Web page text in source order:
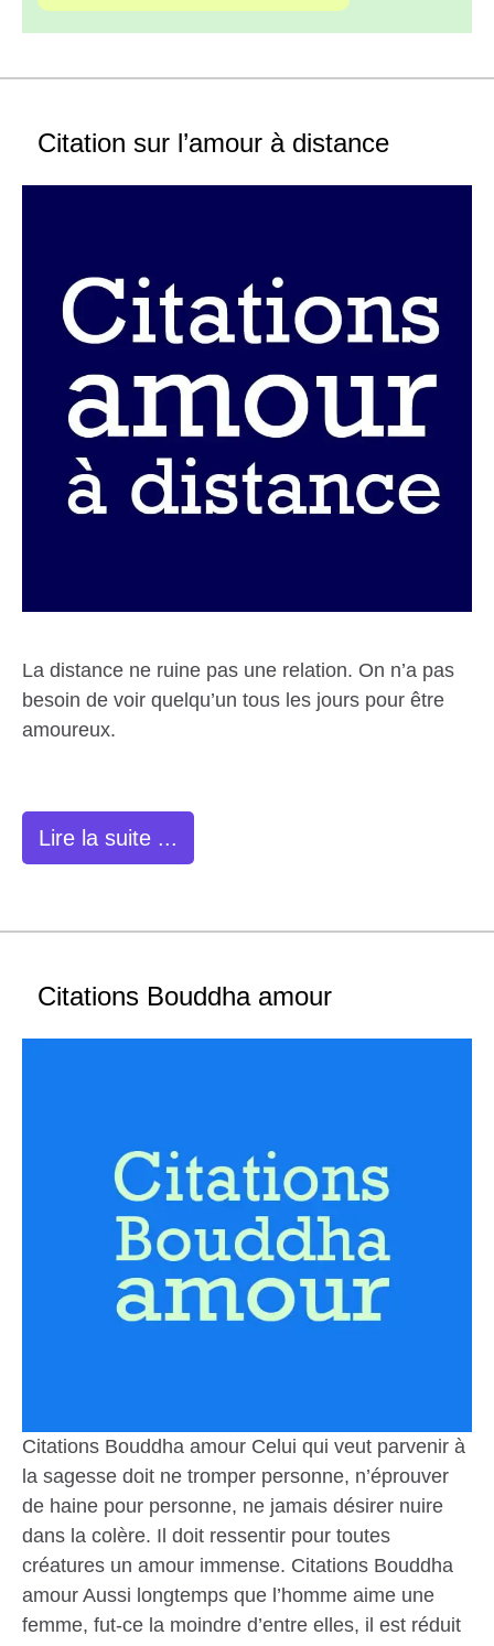
Citation sur l’amour à distance
La distance ne ruine pas une relation. On n’a pas
besoin de voir quelqu’un tous les jours pour être
amoureux.
Lire la suite ...
Citations Bouddha amour
Citations Bouddha amour Celui qui veut parvenir à
la sagesse doit ne tromper personne, n’éprouver
de haine pour personne, ne jamais désirer nuire
dans la colère. Il doit ressentir pour toutes
créatures un amour immense. Citations Bouddha
amour Aussi longtemps que l’homme aime une
femme, fut-ce la moindre d’entre elles, il est réduit